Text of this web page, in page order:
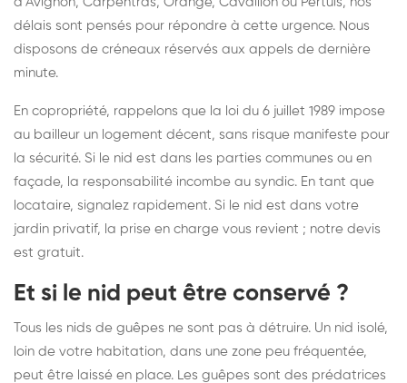
délais sont pensés pour répondre à cette urgence. Nous
disposons de créneaux réservés aux appels de dernière
minute.
En copropriété, rappelons que la loi du 6 juillet 1989 impose
au bailleur un logement décent, sans risque manifeste pour
la sécurité. Si le nid est dans les parties communes ou en
façade, la responsabilité incombe au syndic. En tant que
locataire, signalez rapidement. Si le nid est dans votre
jardin privatif, la prise en charge vous revient ; notre devis
est gratuit.
Et si le nid peut être conservé ?
Tous les nids de guêpes ne sont pas à détruire. Un nid isolé,
loin de votre habitation, dans une zone peu fréquentée,
peut être laissé en place. Les guêpes sont des prédatrices